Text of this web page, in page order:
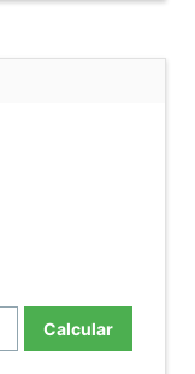
Calcular